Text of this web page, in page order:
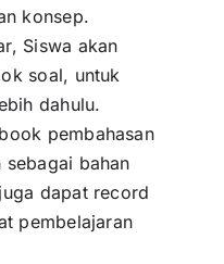
konsep.
Siswa akan
soal, untuk
dahulu.
pembahasan
bahan
dapat record
pembelajaran